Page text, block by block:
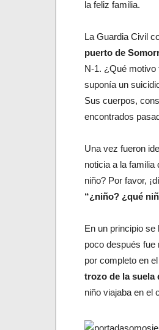
la feliz familia.
La Guardia Civil
puerto de
N-1. ¿Qué motivo
suponía un
Sus cuerpos,
encontrados
Una vez fueron
noticia a la familia
niño? Por favor,
“¿niño? ¿qué
En un principio
poco después fue
por completo en
trozo de la suela
niño viajaba en el